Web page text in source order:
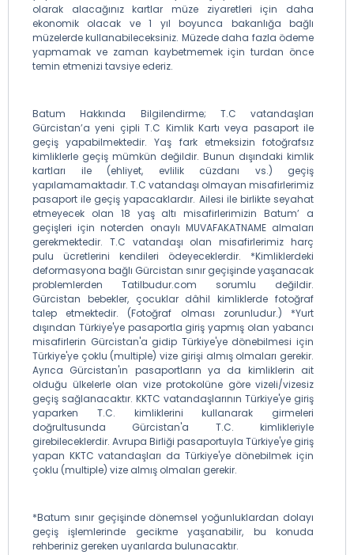
olarak alacağınız kartlar müze ziyaretleri için daha
ekonomik olacak ve 1 yıl boyunca bakanlığa bağlı
müzelerde kullanabileceksiniz. Müzede daha fazla ödeme
yapmamak ve zaman kaybetmemek için turdan önce
temin etmenizi tavsiye ederiz.
Batum Hakkında Bilgilendirme; T.C vatandaşları
Gürcistan’a yeni çipli T.C Kimlik Kartı veya pasaport ile
geçiş yapabilmektedir. Yaş fark etmeksizin fotoğrafsız
kimliklerle geçiş mümkün değildir. Bunun dışındaki kimlik
kartları ile (ehliyet, evlilik cüzdanı vs.) geçiş
yapılamamaktadır. T.C vatandaşı olmayan misafirlerimiz
pasaport ile geçiş yapacaklardır. Ailesi ile birlikte seyahat
etmeyecek olan 18 yaş altı misafirlerimizin Batum’ a
geçişleri için noterden onaylı MUVAFAKATNAME almaları
gerekmektedir. T.C vatandaşı olan misafirlerimiz harç
pulu ücretlerini kendileri ödeyeceklerdir. *Kimliklerdeki
deformasyona bağlı Gürcistan sınır geçişinde yaşanacak
problemlerden Tatilbudur.com sorumlu değildir.
Gürcistan bebekler, çocuklar dâhil kimliklerde fotoğraf
talep etmektedir. (Fotoğraf olması zorunludur.) *Yurt
dışından Türkiye'ye pasaportla giriş yapmış olan yabancı
misafirlerin Gürcistan'a gidip Türkiye'ye dönebilmesi için
Türkiye'ye çoklu (multiple) vize girişi almış olmaları gerekir.
Ayrıca Gürcistan'ın pasaportların ya da kimliklerin ait
olduğu ülkelerle olan vize protokolüne göre vizeli/vizesiz
geçiş sağlanacaktır. KKTC vatandaşlarının Türkiye'ye giriş
yaparken T.C. kimliklerini kullanarak girmeleri
doğrultusunda Gürcistan'a T.C. kimlikleriyle
girebileceklerdir. Avrupa Birliği pasaportuyla Türkiye'ye giriş
yapan KKTC vatandaşları da Türkiye'ye dönebilmek için
çoklu (multiple) vize almış olmaları gerekir.
*Batum sınır geçişinde dönemsel yoğunluklardan dolayı
geçiş işlemlerinde gecikme yaşanabilir, bu konuda
rehberiniz gereken uyarılarda bulunacaktır.